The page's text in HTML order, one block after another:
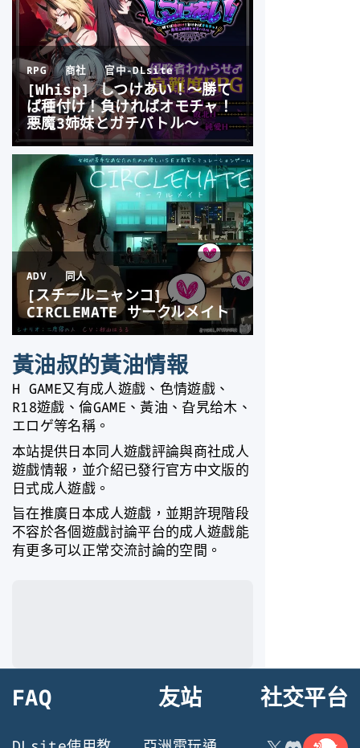
黃油叔的黃油情報
H GAME又有成人遊戲、色情遊戲、
R18遊戲、倫GAME、黃油、旮旯给木、
エロゲ等名稱。
本站提供日本同人遊戲評論與商社成人
遊戲情報，並介紹已發行官方中文版的
日式成人遊戲。
旨在推廣日本成人遊戲，並期許現階段
不容於各個遊戲討論平台的成人遊戲能
有更多可以正常交流討論的空間。
FAQ 友站 社交平台
連結